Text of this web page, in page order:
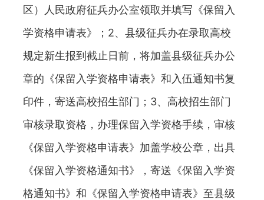
区）人民政府征兵办公室领取并填写《保留入
学资格申请表》；2、县级征兵办在录取高校
规定新生报到截止日前，将加盖县级征兵办公
章的《保留入学资格申请表》和入伍通知书复
印件，寄送高校招生部门；3、高校招生部门
审核录取资格，办理保留入学资格手续，审核
《保留入学资格申请表》加盖学校公章，出具
《保留入学资格通知书》，寄送《保留入学资
格通知书》和《保留入学资格申请表》至县级